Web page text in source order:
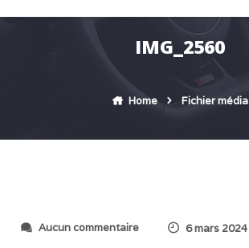
IMG_2560
Home Fichier média
Aucun commentaires
6 mars 2024